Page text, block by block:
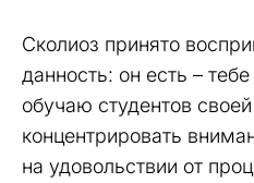
Сколиоз принято
данность: он есть –
обучаю студентов
концентрировать
на удовольствии от